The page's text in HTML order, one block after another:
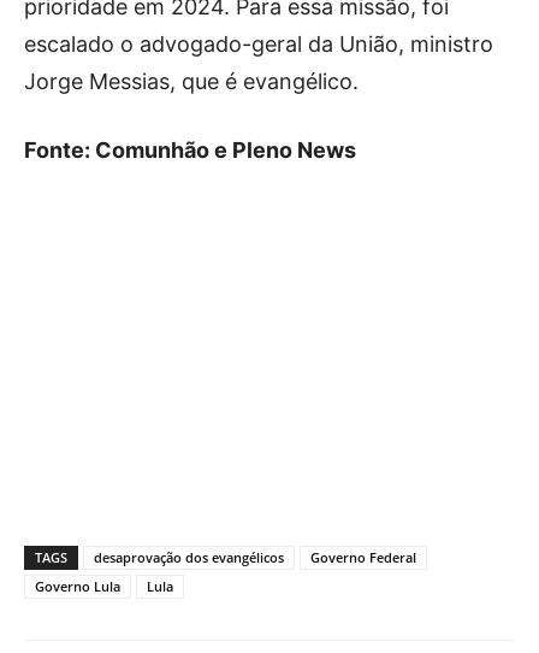
prioridade em 2024. Para essa missão, foi
escalado o advogado-geral da União, ministro
Jorge Messias, que é evangélico.
Fonte: Comunhão e Pleno News
TAGS desaprovação dos evangélicos
Governo Federal
Governo Lula
Lula